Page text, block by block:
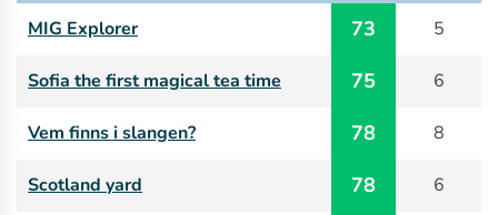
MIG Explorer 73 5
Sofia the first magical tea time 75 6
Vem finns i slangen? 78 8
Scotland yard 78 6